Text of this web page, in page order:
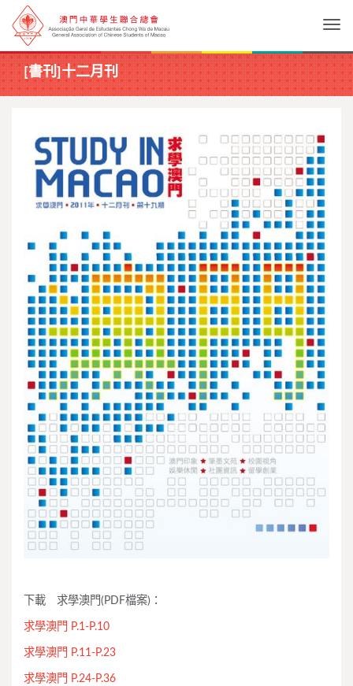
[書刊]十二月刊
下載 求學澳門(PDF檔案)：
求學澳門 P.1-P.10
求學澳門 P.11-P.23
求學澳門 P.24-P.36